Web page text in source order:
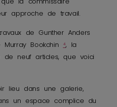
approche de travail.
de Gunther Anders
Bookchin ⁴, la
de neuf articles, que voici
lieu dans une galerie,
un espace complice du